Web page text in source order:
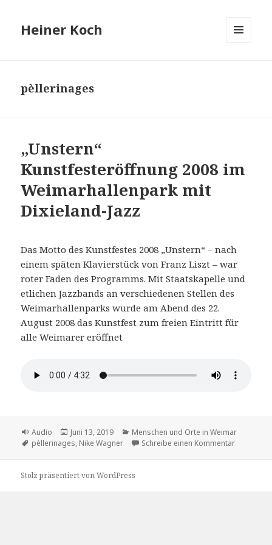
Heiner Koch
pèllerinages
„Unstern“
Kunstfesteröffnung 2008 im
Weimarhallenpark mit
Dixieland-Jazz
Das Motto des Kunstfestes 2008 „Unstern“ – nach
einem späten Klavierstück von Franz Liszt – war
roter Faden des Programms. Mit Staatskapelle und
etlichen Jazzbands an verschiedenen Stellen des
Weimarhallenparks wurde am Abend des 22.
August 2008 das Kunstfest zum freien Eintritt für
alle Weimarer eröffnet
Format
Audio
Veröffentlicht
am
Juni 13, 2019 Kategorien
Menschen und Orte in Weimar
Schlagwörter
pèllerinages, Nike Wagner Schreibe einen Kommentarzu
Stolz präsentiert von WordPress